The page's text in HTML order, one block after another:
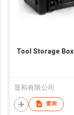
Tool Storage Box
显和有限公司
查询